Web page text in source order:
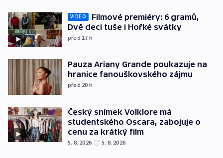
VIDEO
Filmové premiéry: 6 gramů,
Dvě deci tuše i Hořké svátky
před 17 h
Pauza Ariany Grande poukazuje na
hranice fanouškovského zájmu
před 20 h
Český snímek Volklore má
studentského Oscara, zabojuje o
cenu za krátký film
5. 8. 2026 5. 8. 2026